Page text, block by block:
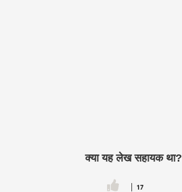
क्या यह लेख सहायक था?
17